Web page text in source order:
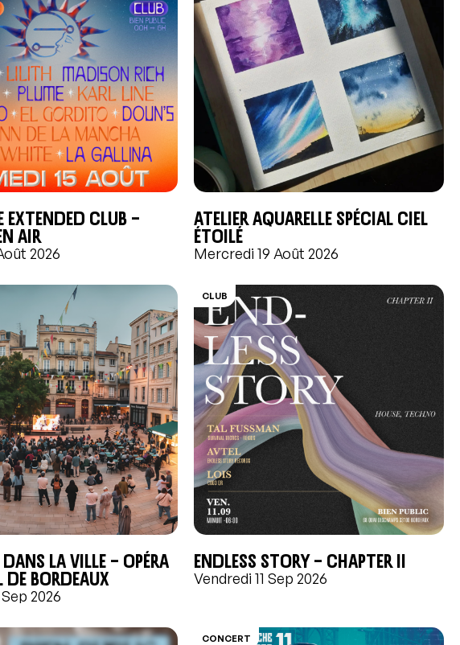
Club –
air
2026
Atelier aquarelle Spécial Ciel
étoilé
Mercredi 19 Août 2026
la ville – Opéra
Bordeaux
2026
CLUB
ENDLESS STORY – CHAPTER II
Vendredi 11 Sep 2026
CONCERT